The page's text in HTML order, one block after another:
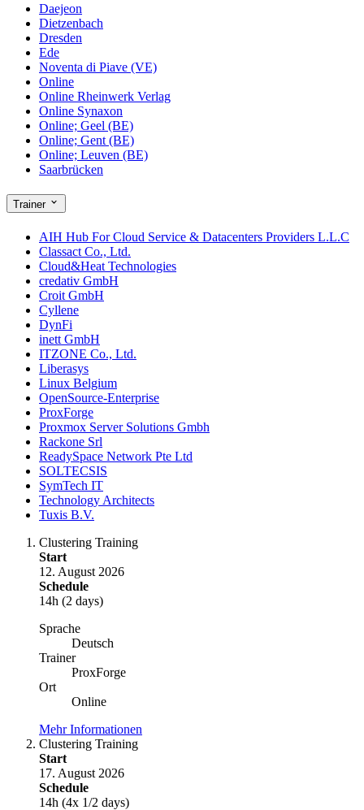
Daejeon
Dietzenbach
Dresden
Ede
Noventa di Piave (VE)
Online
Online Rheinwerk Verlag
Online Synaxon
Online; Geel (BE)
Online; Gent (BE)
Online; Leuven (BE)
Saarbrücken
Trainer
AIH Hub For Cloud Service & Datacenters Providers L.L.C
Classact Co., Ltd.
Cloud&Heat Technologies
credativ GmbH
Croit GmbH
Cyllene
DynFi
inett GmbH
ITZONE Co., Ltd.
Liberasys
Linux Belgium
OpenSource-Enterprise
ProxForge
Proxmox Server Solutions Gmbh
Rackone Srl
ReadySpace Network Pte Ltd
SOLTECSIS
SymTech IT
Technology Architects
Tuxis B.V.
Clustering Training
Start
12. August 2026
Schedule
14h (2 days)
Sprache
Deutsch
Trainer
ProxForge
Ort
Online
Mehr Informationen
Clustering Training
Start
17. August 2026
Schedule
14h (4x 1/2 days)